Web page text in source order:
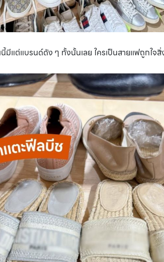
มีแต่แบรนด์ดัง ๆ ทั้งนั้นเลย ใครเป็นสายแฟถูกใจ